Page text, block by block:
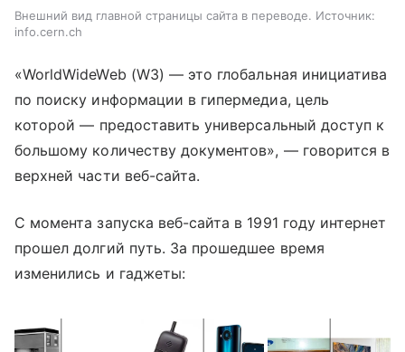
Внешний вид главной страницы сайта в переводе. Источник:
info.cern.ch
«WorldWideWeb (W3) —это глобальная инициатива
по поиску информации в гипермедиа, цель
которой— предоставить универсальный доступ к
большому количеству документов», —говорится в
верхней части веб-сайта.
С момента запуска веб-сайта в 1991 году интернет
прошел долгий путь. За прошедшее время
изменились и гаджеты: